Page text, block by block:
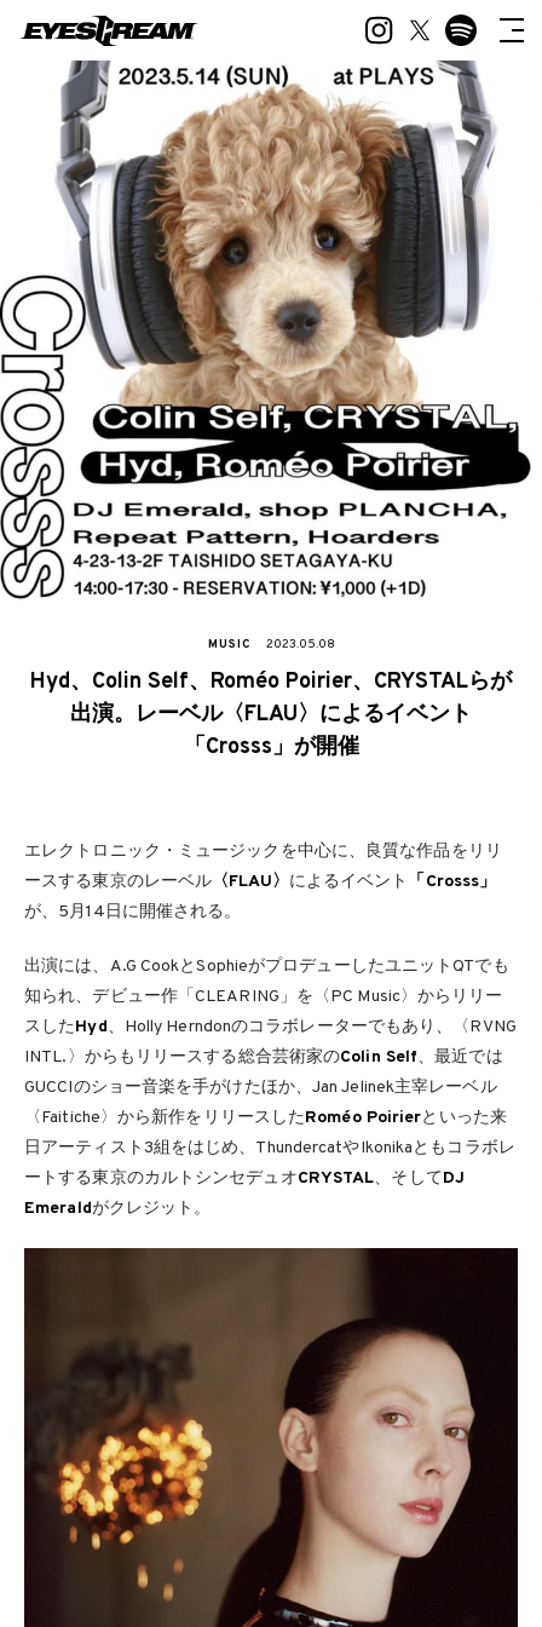
MUSIC 2023.05.08
Hyd、Colin Self、Roméo Poirier、CRYSTALらが
出演。レーベル〈FLAU〉によるイベント
「Crosss」が開催
エレクトロニック・ミュージックを中心に、良質な作品をリリ
ースする東京のレーベル 〈FLAU〉 によるイベント
「Crosss」
が、5月14日に開催される。
出演には、A.G CookとSophieがプロデューしたユニットQTでも
知られ、デビュー作「CLEARING」を〈PC Music〉からリリー
スしたHyd、Holly Herndonのコラボレーターでもあり、〈RVNG
INTL.〉からもリリースする総合芸術家のColin Self、最近では
GUCCIのショー音楽を手がけたほか、Jan Jelinek主宰レーベル
〈Faitiche〉から新作をリリースしたRoméo Poirierといった来
日アーティスト3組をはじめ、ThundercatやIkonikaともコラボレ
ートする東京のカルトシンセデュオCRYSTAL、そしてDJ
Emeraldがクレジット。